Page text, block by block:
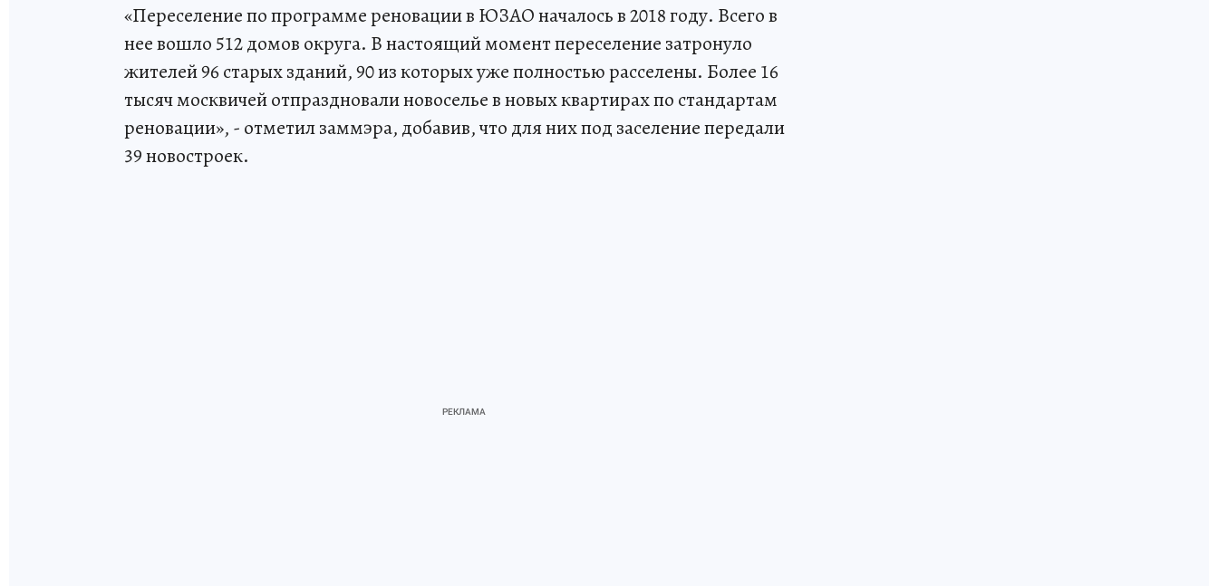
«Переселение по программе реновации в ЮЗАО началось в 2018 году. Всего в
нее вошло 512 домов округа. В настоящий момент переселение затронуло
жителей 96 старых зданий, 90 из которых уже полностью расселены. Более 16
тысяч москвичей отпраздновали новоселье в новых квартирах по стандартам
реновации», - отметил заммэра, добавив, что для них под заселение передали
39 новостроек.